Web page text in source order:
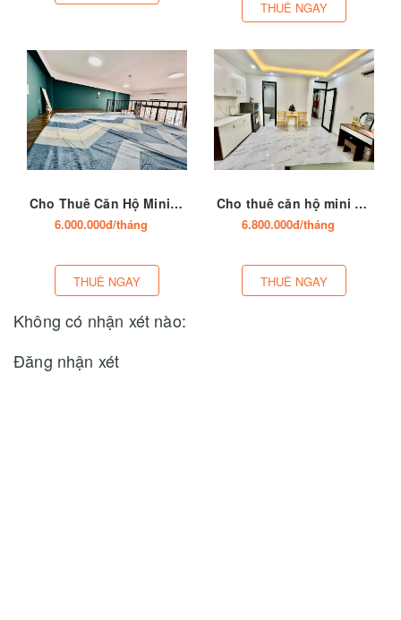
THUÊ NGAY
Cho Thuê Căn Hộ Mini số 175B Khương Thượng, phường Kim Liên, Hà Nội
6.000.000đ/tháng
THUÊ NGAY
Cho thuê căn hộ mini studio số 63 ngõ Lan Bá - ngõ 109 Ô Đồng Lầm, phường Kim Liên Hà Nội
6.800.000đ/tháng
THUÊ NGAY
Không có nhận xét nào:
Đăng nhận xét